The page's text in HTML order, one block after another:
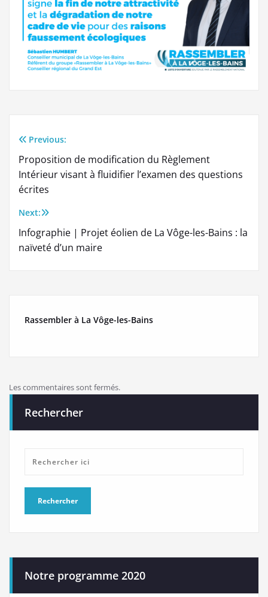
Navigation
de
l’article
Previous:
Proposition de modification du Règlement
Intérieur visant à fluidifier l’examen des questions
écrites
Next:
Infographie | Projet éolien de La Vôge-les-Bains : la
naïveté d’un maire
Rassembler à La Vôge-les-Bains
Les commentaires sont fermés.
Rechercher
Notre programme 2020